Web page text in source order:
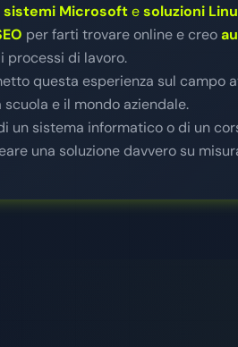
sistemi Microsoftesoluzioni
per farti trovare online e creo
processi di lavoro.
questa esperienza sul campo
e il mondo aziendale.
un sistema informatico o di un
una soluzione davvero su